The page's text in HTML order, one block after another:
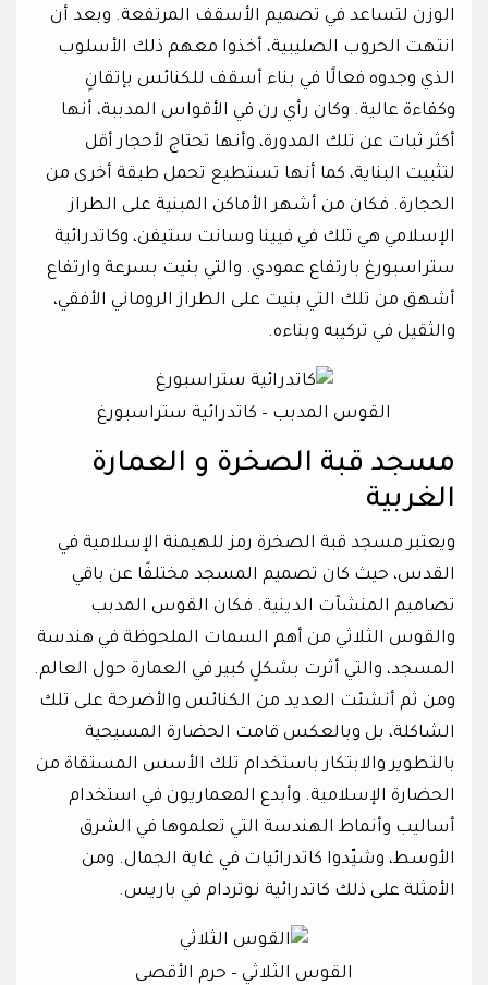
الوزن لتساعد في تصميم الأسقف المرتفعة. وبعد أن
انتهت الحروب الصليبية، أخذوا معهم ذلك الأسلوب
الذي وجدوه فعالًا في بناء أسقف للكنائس بإتقانٍ
وكفاءة عالية. وكان رأي رن في الأقواس المدببة، أنها
أكثر ثبات عن تلك المدورة، وأنها تحتاج لأحجار أقل
لتثبيت البناية، كما أنها تستطيع تحمل طبقة أخرى من
الحجارة. فكان من أشهر الأماكن المبنية على الطراز
الإسلامي هي تلك في فيينا وسانت ستيفن، وكاتدرائية
ستراسبورغ بارتفاع عمودي. والتي بنيت بسرعة وارتفاع
أشهق من تلك التي بنيت على الطراز الروماني الأفقي،
والثقيل في تركيبه وبناءه.
القوس المدبب – كاتدرائية ستراسبورغ
مسجد قبة الصخرة و العمارة
الغربية
ويعتبر مسجد قبة الصخرة رمز للهيمنة الإسلامية في
القدس، حيث كان تصميم المسجد مختلفًا عن باقي
تصاميم المنشآت الدينية. فكان القوس المدبب
والقوس الثلاثي من أهم السمات الملحوظة في هندسة
المسجد، والتي أثرت بشكلٍ كبير في العمارة حول العالم.
ومن ثم أنشئت العديد من الكنائس والأضرحة على تلك
الشاكلة، بل وبالعكس قامت الحضارة المسيحية
بالتطوير والابتكار باستخدام تلك الأسس المستقاة من
الحضارة الإسلامية. وأبدع المعماريون في استخدام
أساليب وأنماط الهندسة التي تعلموها في الشرق
الأوسط، وشيّدوا كاتدرائيات في غاية الجمال. ومن
الأمثلة على ذلك كاتدرائية نوتردام في باريس.
القوس الثلاثي – حرم الأقصى